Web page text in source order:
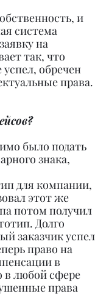
и
система
на
так, что
обречен
права.
было подать
знака,
для компании,
этот же
потом получил
Долго
заказчик успел
право на
в
в любой сфере
права